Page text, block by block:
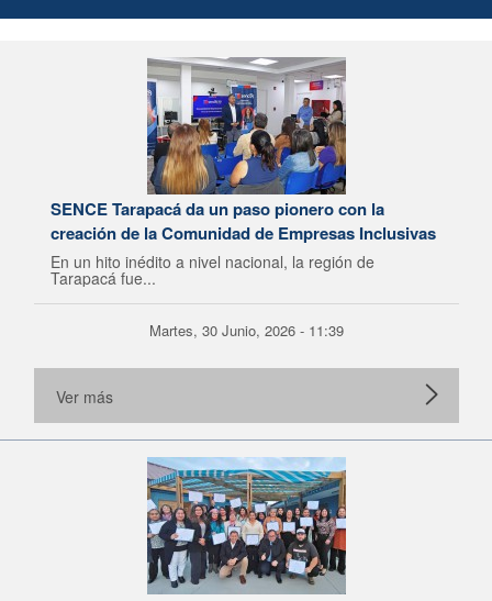
SENCE Tarapacá da un paso pionero con la
creación de la Comunidad de Empresas Inclusivas
En un hito inédito a nivel nacional, la región de
Tarapacá fue...
Martes, 30 Junio, 2026 - 11:39
Ver más